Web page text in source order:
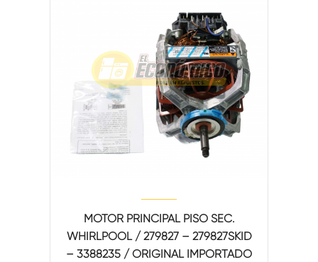
MOTOR PRINCIPAL PISO SEC.
WHIRLPOOL / 279827 – 279827SKID
– 3388235 / ORIGINAL IMPORTADO